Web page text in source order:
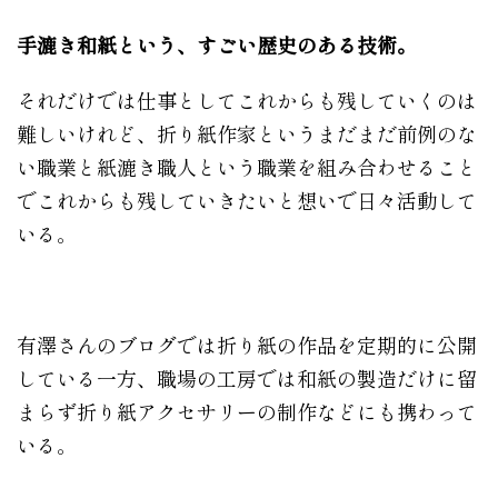
手漉き和紙という、すごい歴史のある技術。
それだけでは仕事としてこれからも残していくのは
難しいけれど、折り紙作家というまだまだ前例のな
い職業と紙漉き職人という職業を組み合わせること
でこれからも残していきたいと想いで日々活動して
いる。
有澤さんのブログでは折り紙の作品を定期的に公開
している一方、職場の工房では和紙の製造だけに留
まらず折り紙アクセサリーの制作などにも携わって
いる。